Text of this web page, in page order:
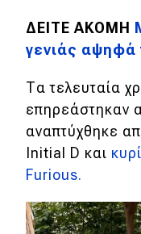
ΚΤΕΟ
eDRIVE
DRIVE USED
ΔΕΙΤΕ ΑΚΟΜΗ
γενιάς αψηφά
Τα τελευταία
επηρεάστηκαν
αναπτύχθηκε
Initial D και
Furious.